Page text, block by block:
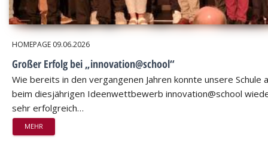
HOMEPAGE 09.06.2026
Großer Erfolg bei „innovation@school“
Wie bereits in den vergangenen Jahren konnte unsere Schule
beim diesjährigen Ideenwettbewerb innovation@school
sehr erfolgreich…
MEHR